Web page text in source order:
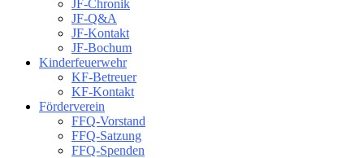
JF-Chronik
JF-Q&A
JF-Kontakt
JF-Bochum
Kinderfeuerwehr
KF-Betreuer
KF-Kontakt
Förderverein
FFQ-Vorstand
FFQ-Satzung
FFQ-Spenden